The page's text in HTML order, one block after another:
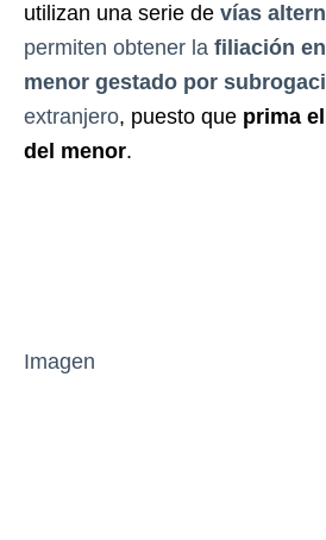
utilizan una serie de vías
permiten obtener la filiación
menor gestado por
extranjero, puesto que prima
del menor.
Imagen